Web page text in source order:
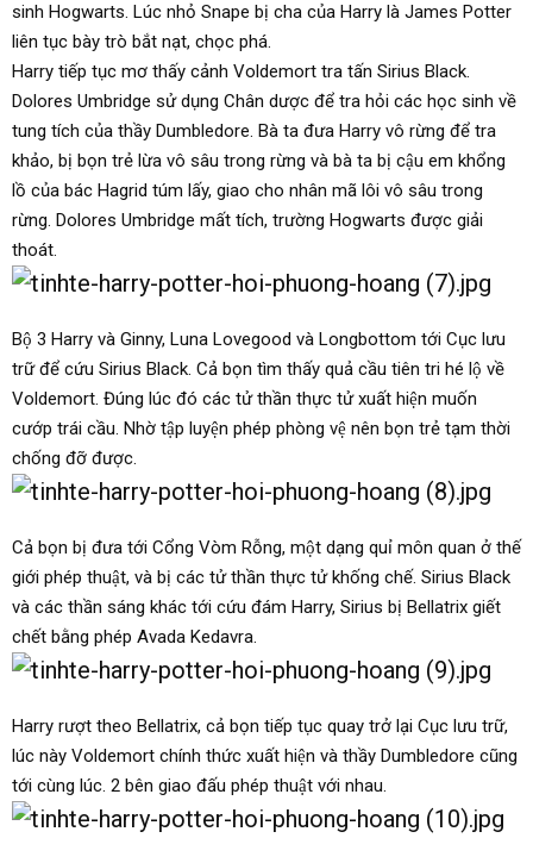
sinh Hogwarts. Lúc nhỏ Snape bị cha của Harry là James Potter
liên tục bày trò bắt nạt, chọc phá.
Harry tiếp tục mơ thấy cảnh Voldemort tra tấn Sirius Black.
Dolores Umbridge sử dụng Chân dược để tra hỏi các học sinh về
tung tích của thầy Dumbledore. Bà ta đưa Harry vô rừng để tra
khảo, bị bọn trẻ lừa vô sâu trong rừng và bà ta bị cậu em khổng
lồ của bác Hagrid túm lấy, giao cho nhân mã lôi vô sâu trong
rừng. Dolores Umbridge mất tích, trường Hogwarts được giải
thoát.
Bộ 3 Harry và Ginny, Luna Lovegood và Longbottom tới Cục lưu
trữ để cứu Sirius Black. Cả bọn tìm thấy quả cầu tiên tri hé lộ về
Voldemort. Đúng lúc đó các tử thần thực tử xuất hiện muốn
cướp trái cầu. Nhờ tập luyện phép phòng vệ nên bọn trẻ tạm thời
chống đỡ được.
Cả bọn bị đưa tới Cổng Vòm Rỗng, một dạng quỉ môn quan ở thế
giới phép thuật, và bị các tử thần thực tử khống chế. Sirius Black
và các thần sáng khác tới cứu đám Harry, Sirius bị Bellatrix giết
chết bằng phép Avada Kedavra.
Harry rượt theo Bellatrix, cả bọn tiếp tục quay trở lại Cục lưu trữ,
lúc này Voldemort chính thức xuất hiện và thầy Dumbledore cũng
tới cùng lúc. 2 bên giao đấu phép thuật với nhau.